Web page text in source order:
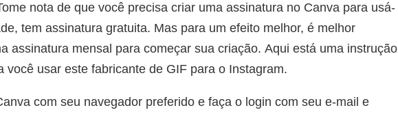
nota de que você precisa criar uma assinatura no Canva para usá-
tem assinatura gratuita. Mas para um efeito melhor, é melhor
assinatura mensal para começar sua criação. Aqui está uma instrução
você usar este fabricante de GIF para o Instagram.
com seu navegador preferido e faça o login com seu e-mail e